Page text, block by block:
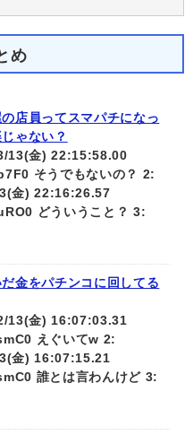
め
店員ってスマパチになっ
ゃない？
13(金) 22:15:58.00
そうでもないの？ 2:
金) 22:16:26.57
どういうこと？ 3:
金をパチンコに回してる
13(金) 16:07:03.31
えぐいてw 2:
金) 16:07:15.21
誰とは言わんけど 3: